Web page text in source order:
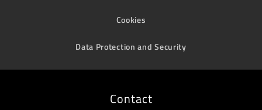
Cookies
Data Protection and Security
Contact